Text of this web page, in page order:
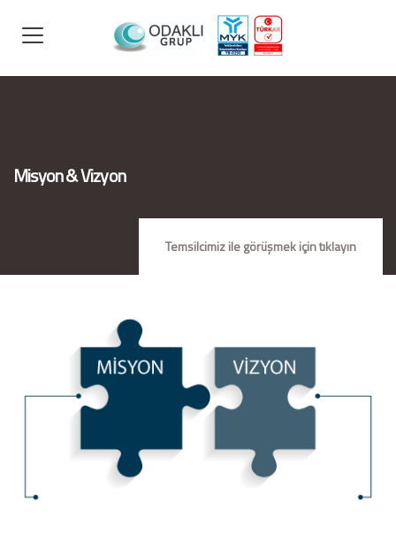
Misyon & Vizyon
Temsilcimiz ile görüşmek için tıklayın